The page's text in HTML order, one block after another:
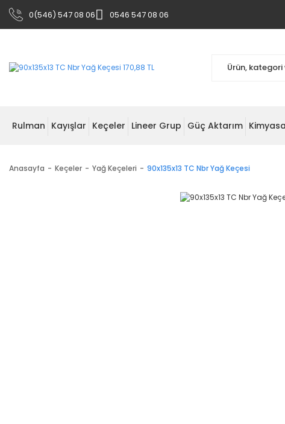
0(546) 547 08 06 0546 547 08 06
Rulman Kayışlar Keçeler Lineer Grup Güç Aktarım
Anasayfa Keçeler Yağ Keçeleri 90x135x13 TC Nbr Yağ Keçesi